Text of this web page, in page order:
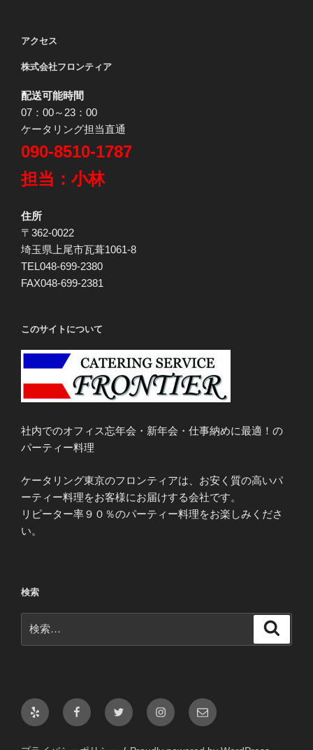
アクセス
株式会社フロンティア
配送可能時間
07：00～23：00
ケータリング担当直通
090-8510-1787
担当：小林
住所
〒362-0022
埼玉県上尾市瓦葺1061-8
TEL048-699-2380
FAX048-699-2381
このサイトについて
社内でのオフィス忘年会・新年会・仕事納めに最適！の
パーティー料理
ケータリング東京のフロンティアは、お安く質の高いパ
ーティー料理をお客様にお届けする会社です。
リピーター率９０％のパーティー料理をお楽しみくださ
い。
検索
索:
Yelp FacebookTwitter Instagramメ
ー